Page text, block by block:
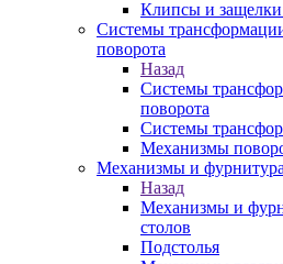
Клипсы и защелки
Системы
поворота
Назад
Системы
поворота
Системы
Механизмы
Механизмы и фурнитура
Назад
Механизмы и
столов
Подстолья